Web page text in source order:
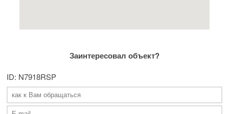
Заинтересовал объект?
ID: N7918RSP